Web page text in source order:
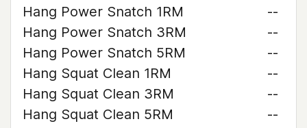
Hang Power Snatch 1RM
--
Hang Power Snatch 3RM
--
Hang Power Snatch 5RM
--
Hang Squat Clean 1RM
--
Hang Squat Clean 3RM
--
Hang Squat Clean 5RM
--